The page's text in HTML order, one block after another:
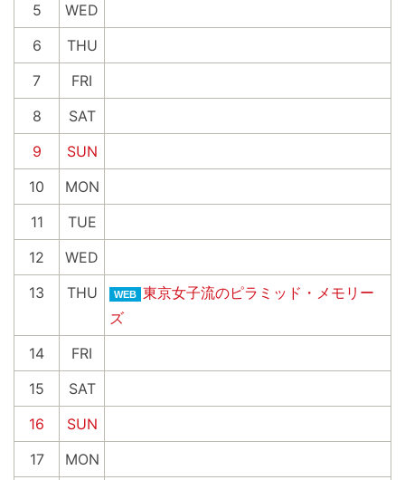
5
WED
6
THU
7
FRI
8
SAT
9
SUN
10
MON
11
TUE
12
WED
13
THU WEB 東京女子流のピラミッド・メモリー
ズ
14
FRI
15
SAT
16
SUN
17
MON